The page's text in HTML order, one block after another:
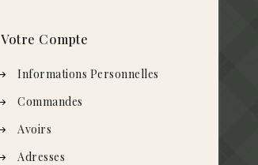
Votre Compte
Informations Personnelles
Commandes
Avoirs
Adresses